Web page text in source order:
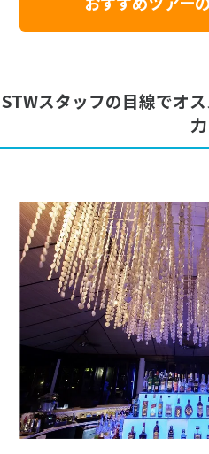
STWスタッフの目線でオ
力